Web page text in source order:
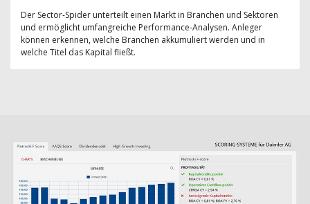
Der Sector-Spider unterteilt einen Markt in Branchen und Sektoren
und ermöglicht umfangreiche Performance-Analysen. Anleger
können erkennen, welche Branchen akkumuliert werden und in
welche Titel das Kapital fließt.